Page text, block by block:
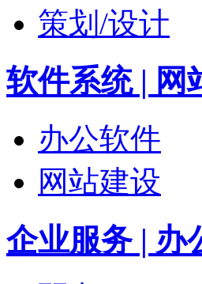
策划/设计
软件系统 | 网
办公软件
网站建设
企业服务 | 办